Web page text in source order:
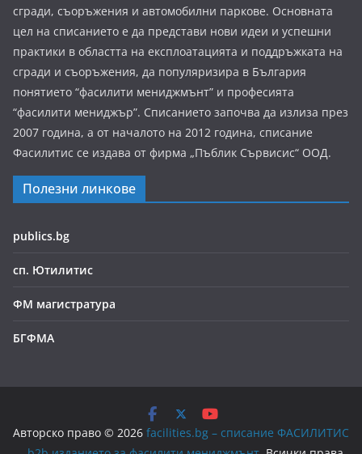
сгради, съоръжения и автомобилни паркове. Основната
цел на списанието е да представи нови идеи и успешни
практики в областта на експлоатацията и поддръжката на
сгради и съоръжения, да популяризира в България
понятието “фасилити мениджмънт” и професията
“фасилити мениджър”. Списанието започва да излиза през
2007 година, а от началото на 2012 година, списание
Фасилитис се издава от фирма „Пъблик Сървисис“ ООД.
Полезни линкове
publics.bg
сп. Ютилитис
ФМ магистратура
БГФМА
Авторско право © 2026 facilities.bg – списание ФАСИЛИТИС